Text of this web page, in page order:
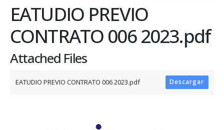
EATUDIO PREVIO
CONTRATO 006 2023.pdf
Attached Files
EATUDIO PREVIO CONTRATO 006 2023.pdf Descargar